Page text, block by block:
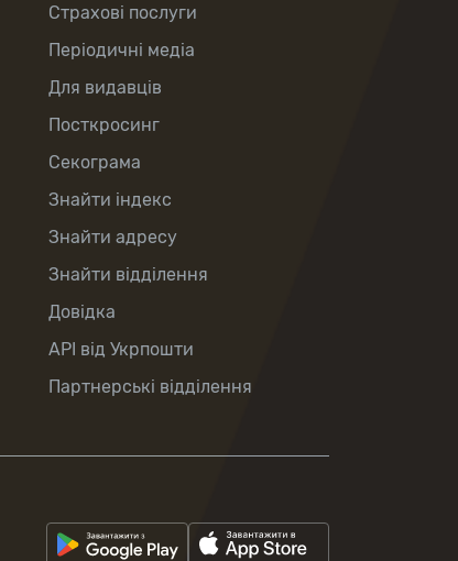
Страхові послуги
Періодичні медіа
Для видавців
Посткросинг
Секограма
Знайти індекс
Знайти адресу
Знайти відділення
Довідка
API від Укрпошти
Партнерські відділення